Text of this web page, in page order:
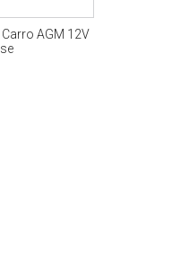
AGM 12V